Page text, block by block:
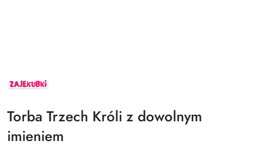
ZAJEKUBKI
Torba Trzech Króli z dowolnym
imieniem